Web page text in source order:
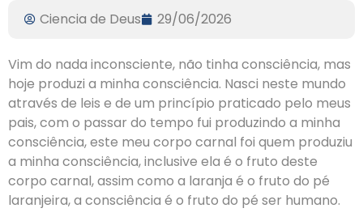
Ciencia de Deus 29/06/2026
Vim do nada inconsciente, não tinha consciência, mas
hoje produzi a minha consciência. Nasci neste mundo
através de leis e de um princípio praticado pelo meus
pais, com o passar do tempo fui produzindo a minha
consciência, este meu corpo carnal foi quem produziu
a minha consciência, inclusive ela é o fruto deste
corpo carnal, assim como a laranja é o fruto do pé
laranjeira, a consciência é o fruto do pé ser humano.